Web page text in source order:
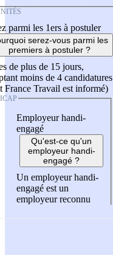
parmi les 1ers à postuler
serez-vous parmi les
premiers à postuler ?
de plus de 15 jours,
moins de 4 candidatures
France Travail est informé)
Employeur handi-
engagé
Qu'est-ce qu'un
employeur handi-
engagé ?
Un employeur handi-
engagé est un
employeur reconnu